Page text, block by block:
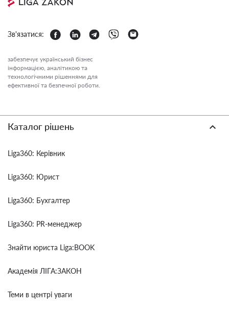
Зв'язатися:
забезпечує український бізнес
інформацією, аналітикою та
технологічними рішеннями для
ефективної та безпечної роботи.
Каталог рішень
Liga360: Керівник
Liga360: Юрист
Liga360: Бухгалтер
Liga360: PR-менеджер
Знайти юриста Liga:BOOK
Академія ЛІГА:ЗАКОН
Теми в центрі уваги